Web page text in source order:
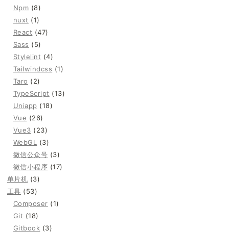
Npm (8)
nuxt (1)
React (47)
Sass (5)
Stylelint (4)
Tailwindcss (1)
Taro (2)
TypeScript (13)
Uniapp (18)
Vue (26)
Vue3 (23)
WebGL
(3)
微信公众号 (3)
微信小程序 (17)
单片机 (3)
工具 (53)
Composer (1)
Git (18)
Gitbook (3)